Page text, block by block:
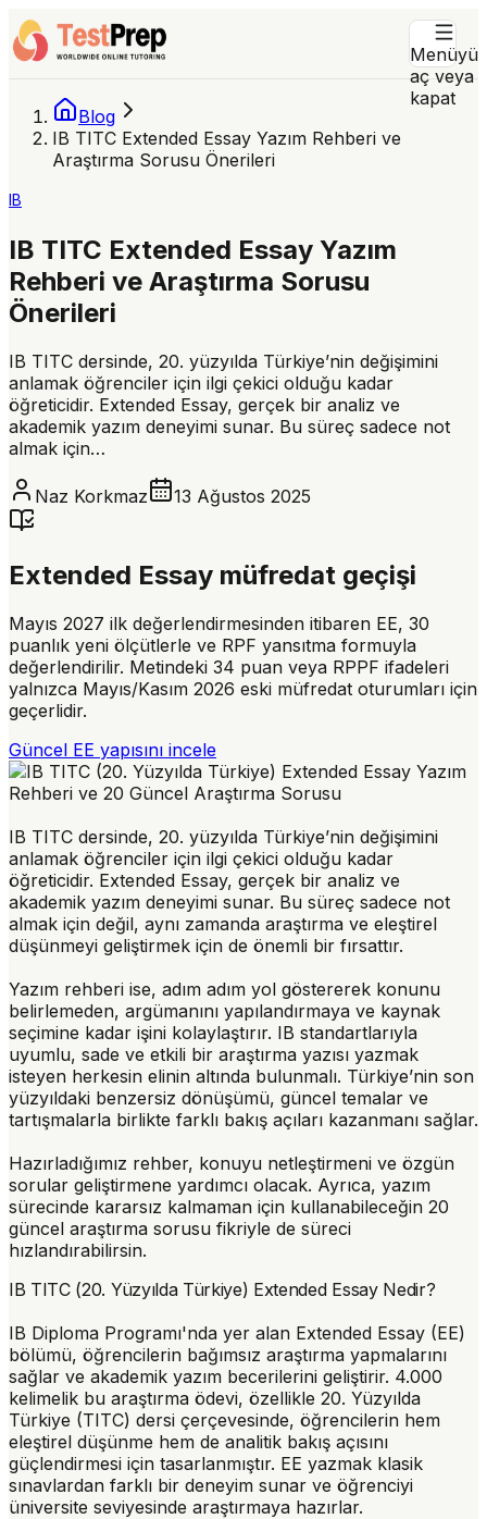
Menüyü
aç veya
kapat
Blog
IB TITC Extended Essay Yazım Rehberi ve
Araştırma Sorusu Önerileri
IB
IB TITC Extended Essay Yazım
Rehberi ve Araştırma Sorusu
Önerileri
IB TITC dersinde, 20. yüzyılda Türkiye’nin değişimini
anlamak öğrenciler için ilgi çekici olduğu kadar
öğreticidir. Extended Essay, gerçek bir analiz ve
akademik yazım deneyimi sunar. Bu süreç sadece not
almak için…
Naz Korkmaz 13 Ağustos 2025
Extended Essay müfredat geçişi
Mayıs 2027 ilk değerlendirmesinden itibaren EE, 30
puanlık yeni ölçütlerle ve RPF yansıtma formuyla
değerlendirilir. Metindeki 34 puan veya RPPF ifadeleri
yalnızca Mayıs/Kasım 2026 eski müfredat oturumları için
geçerlidir.
Güncel EE yapısını incele
IB TITC dersinde, 20. yüzyılda Türkiye’nin değişimini
anlamak öğrenciler için ilgi çekici olduğu kadar
öğreticidir. Extended Essay, gerçek bir analiz ve
akademik yazım deneyimi sunar. Bu süreç sadece not
almak için değil, aynı zamanda araştırma ve eleştirel
düşünmeyi geliştirmek için de önemli bir fırsattır.
Yazım rehberi ise, adım adım yol göstererek konunu
belirlemeden, argümanını yapılandırmaya ve kaynak
seçimine kadar işini kolaylaştırır. IB standartlarıyla
uyumlu, sade ve etkili bir araştırma yazısı yazmak
isteyen herkesin elinin altında bulunmalı. Türkiye’nin son
yüzyıldaki benzersiz dönüşümü, güncel temalar ve
tartışmalarla birlikte farklı bakış açıları kazanmanı sağlar.
Hazırladığımız rehber, konuyu netleştirmeni ve özgün
sorular geliştirmene yardımcı olacak. Ayrıca, yazım
sürecinde kararsız kalmaman için kullanabileceğin 20
güncel araştırma sorusu fikriyle de süreci
hızlandırabilirsin.
IB TITC (20. Yüzyılda Türkiye) Extended Essay Nedir?
IB Diploma Programı'nda yer alan Extended Essay (EE)
bölümü, öğrencilerin bağımsız araştırma yapmalarını
sağlar ve akademik yazım becerilerini geliştirir. 4.000
kelimelik bu araştırma ödevi, özellikle 20. Yüzyılda
Türkiye (TITC) dersi çerçevesinde, öğrencilerin hem
eleştirel düşünme hem de analitik bakış açısını
güçlendirmesi için tasarlanmıştır. EE yazmak klasik
sınavlardan farklı bir deneyim sunar ve öğrenciyi
üniversite seviyesinde araştırmaya hazırlar.